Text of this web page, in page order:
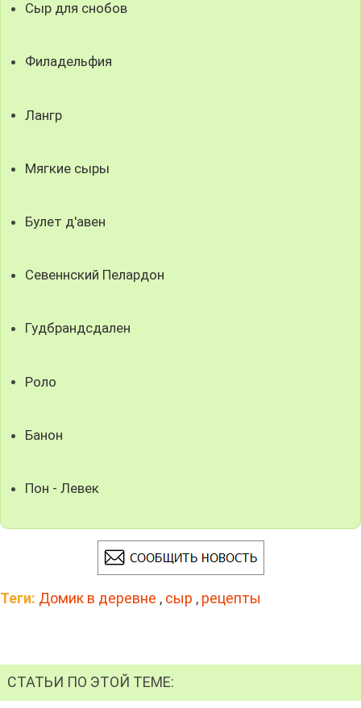
Сыр для снобов
Филадельфия
Лангр
Мягкие сыры
Булет д'авен
Севеннский Пелардон
Гудбрандсдален
Роло
Банон
Пон - Левек
Теги: Домик в деревне , сыр , рецепты
СТАТЬИ ПО ЭТОЙ ТЕМЕ: